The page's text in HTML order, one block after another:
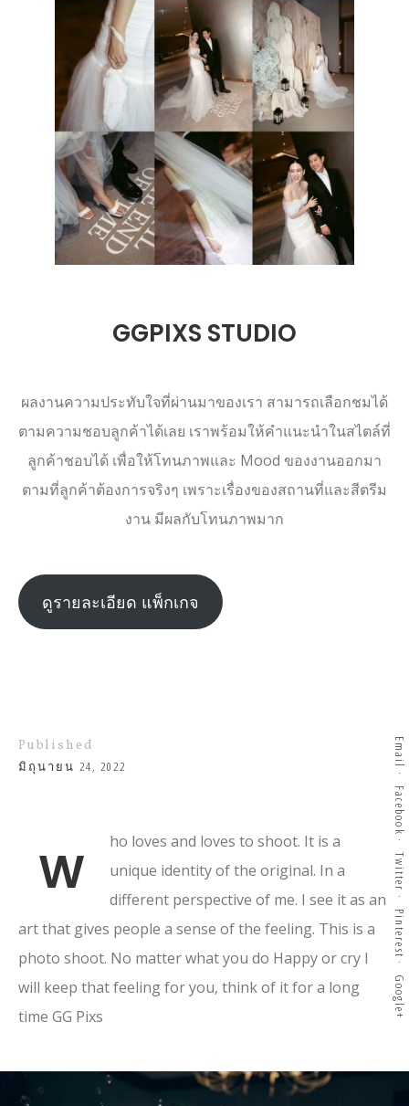
GGPIXS STUDIO
ผลงานความประทับใจที่ผ่านมาของเรา สามารถเลือกชมได้
ตามความชอบลูกค้าได้เลย เราพร้อมให้คำแนะนำในสไตล์ที่
ลูกค้าชอบได้ เพื่อให้โทนภาพและ Mood ของงานออกมา
ตามที่ลูกค้าต้องการจริงๆ เพราะเรื่องของสถานที่และสีตรีม
งาน มีผลกับโทนภาพมาก
ดูรายละเอียด แพ็กเกจ
Email
Facebook
Twitter
Pinterest
Google+
Published
มิถุนายน 24, 2022
W
ho loves and loves to shoot. It is a
unique identity of the original. In a
different perspective of me. I see it as an
art that gives people a sense of the feeling. This is a
photo shoot. No matter what you do Happy or cry I
will keep that feeling for you, think of it for a long
time GG Pixs